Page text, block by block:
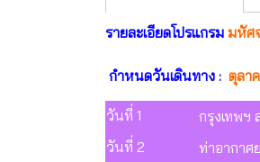
รายละเอียดโปรแกรม มหัศ
กำหนดวันเดินทาง : ตุลา
วันที่ 1
กรุงเทพ
วันที่ 2
ท่าอากาศ